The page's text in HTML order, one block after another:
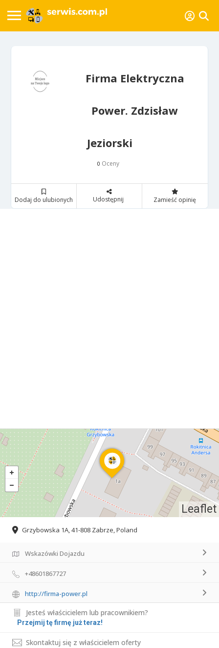
Firma Elektryczna
Power. Zdzisław
Jeziorski
0 Oceny
Dodaj do ulubionych Udostępnij Zamieść opinię
Leaflet
Grzybowska 1A, 41-808 Zabrze, Poland
Wskazówki Dojazdu
+48601867727
http://firma-power.pl
Jesteś właścicielem lub pracownikiem?
Przejmij tę firmę już teraz!
Skontaktuj się z właścicielem oferty